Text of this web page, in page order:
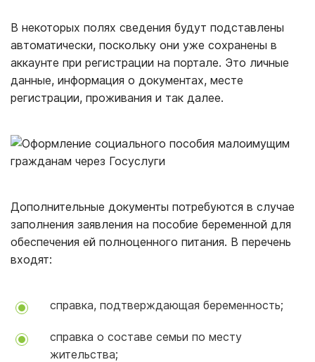
В некоторых полях сведения будут подставлены
автоматически, поскольку они уже сохранены в
аккаунте при регистрации на портале. Это личные
данные, информация о документах, месте
регистрации, проживания и так далее.
Дополнительные документы потребуются в случае
заполнения заявления на пособие беременной для
обеспечения ей полноценного питания. В перечень
входят:
справка, подтверждающая беременность;
справка о составе семьи по месту
жительства;